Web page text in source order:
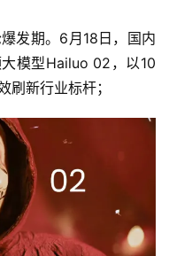
发期。6月18日，国内
模型Hailuo 02，以10
刷新行业标杆；